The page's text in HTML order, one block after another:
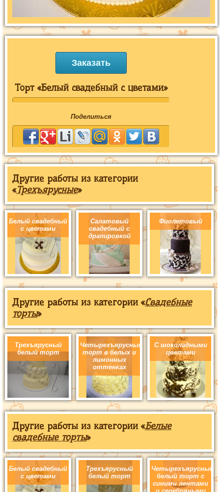
Заказать
Торт «Белый свадебный с цветами»
Поделиться
Другие работы из категории
«Трехъярусные»
Белый свадебный
с цветами
Салатовый
свадебный с
драпировкой
Фиолетовый
Другие работы из категории «Свадебные
торты»
Трехъярусный
белый торт
Четырехъярусный
торт в белых и
лимонных
оттенках
С шоколадными
цветами
Другие работы из категории «Белые
свадебные торты»
Белый свадебный
с цветами
Трехъярусный
белый торт
Четырехъярусный
белый торт с
синими лентами